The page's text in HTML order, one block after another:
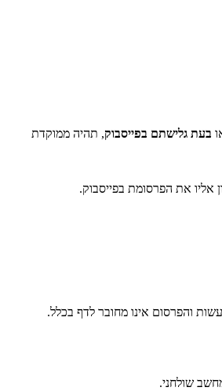
בעת גלישתם בפייסבוק, תהיה ממוקדת
אליו את הפרסומת בפייסבוק.
שולחני.